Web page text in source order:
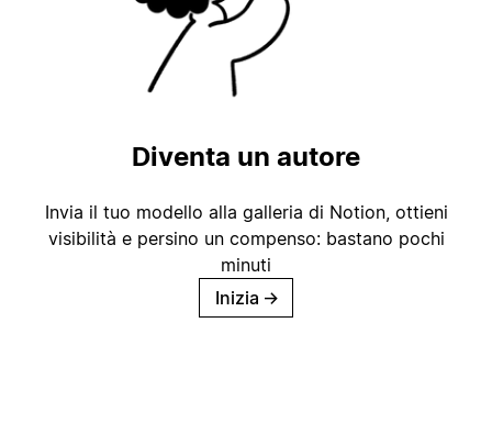
Diventa un autore
Invia il tuo modello alla galleria di Notion, ottieni
visibilità e persino un compenso: bastano pochi
minuti
Inizia →